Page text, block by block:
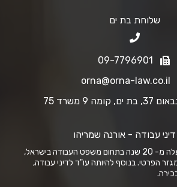
שלוחת בת ים
09-7796901
orna@orna-law.co.il
9 משרד 75
עבודה - אורנה שמריהו
בעלת ניסיון רב של למעלה מ- 20 שנה בתחום משפט העבודה בישראל,
הפרטי. בנוסף להיותה עו"ד לדיני עבודה,